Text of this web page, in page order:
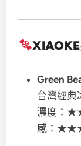
Green
台灣經典
濃度
感：